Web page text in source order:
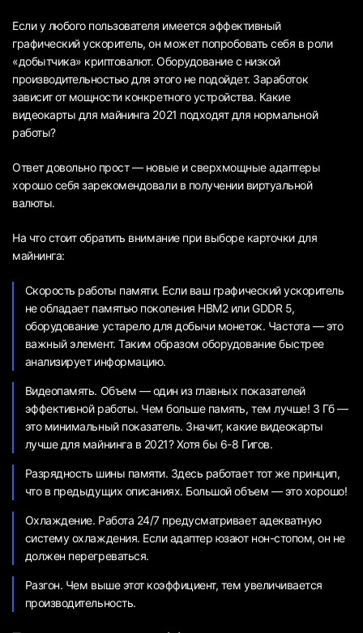
Если у любого пользователя имеется эффективный
графический ускоритель, он может попробовать себя в роли
«добытчика» криптовалют. Оборудование с низкой
производительностью для этого не подойдет. Заработок
зависит от мощности конкретного устройства. Какие
видеокарты для майнинга 2021 подходят для нормальной
работы?
Ответ довольно прост — новые и сверхмощные адаптеры
хорошо себя зарекомендовали в получении виртуальной
валюты.
На что стоит обратить внимание при выборе карточки для
майнинга:
Скорость работы памяти. Если ваш графический ускоритель
не обладает памятью поколения HBM2 или GDDR 5,
оборудование устарело для добычи монеток. Частота — это
важный элемент. Таким образом оборудование быстрее
анализирует информацию.
Видеопамять. Объем — один из главных показателей
эффективной работы. Чем больше память, тем лучше! 3 Гб —
это минимальный показатель. Значит, какие видеокарты
лучше для майнинга в 2021? Хотя бы 6-8 Гигов.
Разрядность шины памяти. Здесь работает тот же принцип,
что в предыдущих описаниях. Большой объем — это хорошо!
Охлаждение. Работа 24/7 предусматривает адекватную
систему охлаждения. Если адаптер юзают нон-стопом, он не
должен перегреваться.
Разгон. Чем выше этот коэффициент, тем увеличивается
производительность.